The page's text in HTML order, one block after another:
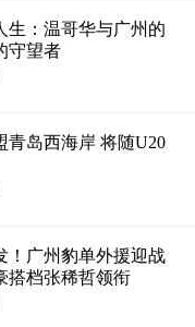
生：温哥华与广州的
守望者
青岛西海岸 将随U20
！广州豹单外援迎战
搭档张稀哲领衔